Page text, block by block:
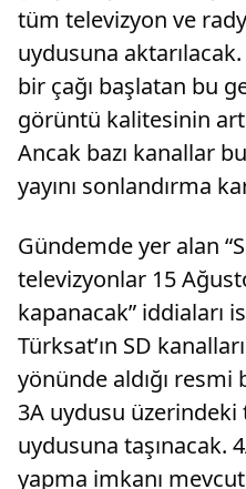
tüm televizyon ve
uydusuna aktarılacak.
bir çağı başlatan bu
görüntü kalitesinin
Ancak bazı kanallar
yayını sonlandırma
Gündemde yer alan
televizyonlar 15
kapanacak” iddiaları
Türksat’ın SD
yönünde aldığı
3A uydusu üzerindeki
uydusuna taşınacak.
yapma imkanı